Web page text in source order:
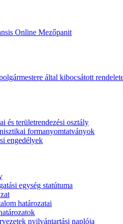
Online Mezőpanit
által kibocsátott
és területrendezési osztály
formanyomtatványok
engedélyek
egység statútuma
határozatai
nyilvántartási naplója